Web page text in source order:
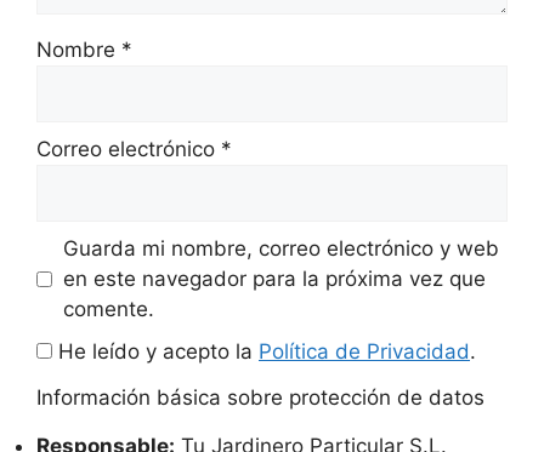
Nombre *
Correo electrónico *
Guarda mi nombre, correo electrónico y web
en este navegador para la próxima vez que
comente.
He leído y acepto la Política de Privacidad.
Información básica sobre protección de datos
Responsable: Tu Jardinero Particular S.L.